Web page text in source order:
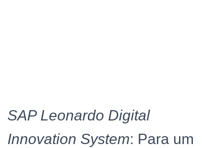
SAP Leonardo Digital
Innovation System: Para um